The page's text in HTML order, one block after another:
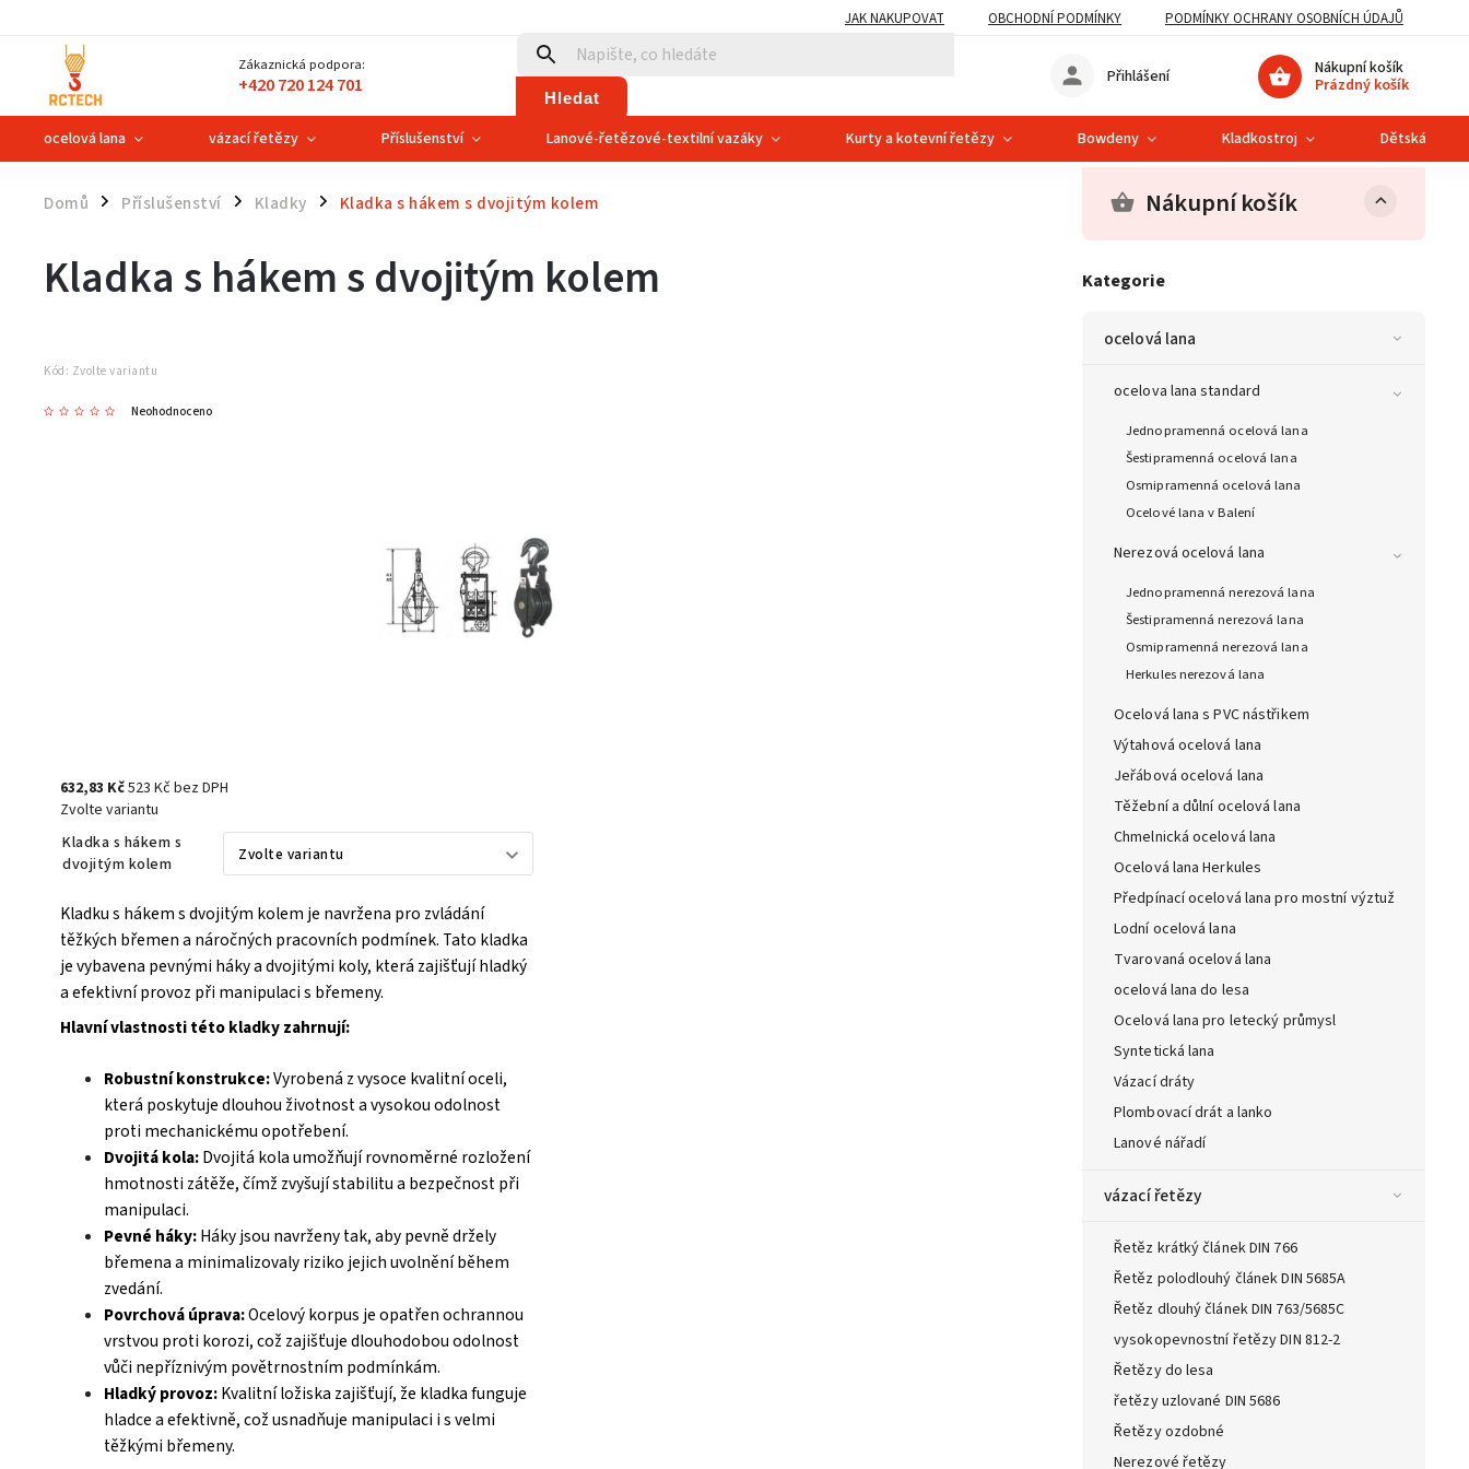
JAK NAKUPOVAT OBCHODNÍ PODMÍNKY PODMÍNKY OCHRANY OSOBNÍCH ÚDAJŮ
Zákaznická podpora:
+420 720 124 701 Hledat
Nákupní košík
Prázdný košík
Přihlášení
ocelová lana vázací řetězy Příslušenství Lanové-řetězové-textilní vazáky Kurty a kotevní řetězy Bowdeny Kladkostroj Dětská
Domů / Příslušenství / Kladky / Kladka s hákem s dvojitým kolem Nákupní košík
Kategorie
ocelová lana
ocelova lana standard
Jednopramenná ocelová lana
Šestipramenná ocelová lana
Osmipramenná ocelová lana
Ocelové lana v Balení
Nerezová ocelová lana
Jednopramenná nerezová lana
Šestipramenná nerezová lana
Osmipramenná nerezová lana
Herkules nerezová lana
Ocelová lana s PVC nástřikem
Výtahová ocelová lana
Jeřábová ocelová lana
Těžební a důlní ocelová lana
Chmelnická ocelová lana
Ocelová lana Herkules
Předpínací ocelová lana pro mostní výztuž
Lodní ocelová lana
Tvarovaná ocelová lana
ocelová lana do lesa
Ocelová lana pro letecký průmysl
Syntetická lana
Vázací dráty
Plombovací drát a lanko
Lanové nářadí
vázací řetězy
Řetěz krátký článek DIN 766
Řetěz polodlouhý článek DIN 5685A
Řetěz dlouhý článek DIN 763/5685C
vysokopevnostní řetězy DIN 812-2
Řetězy do lesa
řetězy uzlované DIN 5686
Řetězy ozdobné
Nerezové řetězy
Kladka s hákem s dvojitým kolem
Kód: Zvolte variantu
Neohodnoceno
632,83 Kč523 Kč bez DPH
Zvolte variantu
Kladka s hákem s
dvojitým kolem
Kladku s hákem s dvojitým kolem je navržena pro zvládání
těžkých břemen a náročných pracovních podmínek. Tato kladka
je vybavena pevnými háky a dvojitými koly, která zajišťují hladký
a efektivní provoz při manipulaci s břemeny.
Hlavní vlastnosti této kladky zahrnují:
Robustní konstrukce:Vyrobená z vysoce kvalitní oceli,
která poskytuje dlouhou životnost a vysokou odolnost
proti mechanickému opotřebení.
Dvojitá kola:Dvojitá kola umožňují rovnoměrné rozložení
hmotnosti zátěže, čímž zvyšují stabilitu a bezpečnost při
manipulaci.
Pevné háky:Háky jsou navrženy tak, aby pevně držely
břemena a minimalizovaly riziko jejich uvolnění během
zvedání.
Povrchová úprava:Ocelový korpus je opatřen ochrannou
vrstvou proti korozi, což zajišťuje dlouhodobou odolnost
vůči nepříznivým povětrnostním podmínkám.
Hladký provoz:Kvalitní ložiska zajišťují, že kladka funguje
hladce a efektivně, což usnadňuje manipulaci i s velmi
těžkými břemeny.